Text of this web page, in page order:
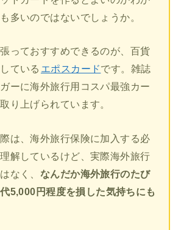
多いのではないでしょうか。
っておすすめできるのが、百貨
ている エポスカードです。雑誌
ーに海外旅行用コスパ最強カー
り上げられています。
は、海外旅行保険に加入する必
解しているけど、実際海外旅行
なく、 なんだか海外旅行のたび
5,000円程度を損した気持ちにも